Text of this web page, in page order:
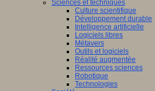
Sciences et techniques
Culture scientifique
Développement durable
Intelligence artificielle
Logiciels libres
Métavers
Outils et logiciels
Réalité augmentée
Ressources sciences
Robotique
Technologies